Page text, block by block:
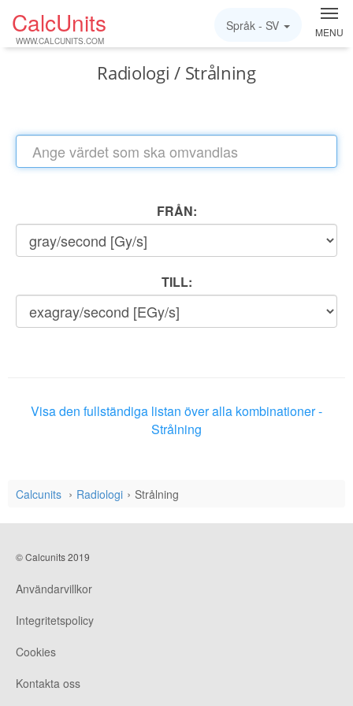
CalcUnits
WWW.CALCUNITS.COM
MENU
Språk - SV
Radiologi / Strålning
FRÅN:
TILL:
Visa den fullständiga listan över alla kombinationer -
Strålning
Calcunits Radiologi Strålning
© Calcunits 2019
Användarvillkor
Integritetspolicy
Cookies
Kontakta oss